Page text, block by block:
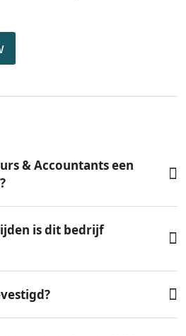
& Accountants een
is dit bedrijf